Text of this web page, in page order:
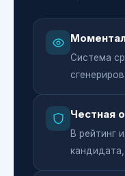
Система
Честная
В рейтинг
кандидата,